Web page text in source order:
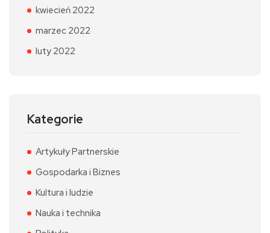
kwiecień 2022
marzec 2022
luty 2022
Kategorie
Artykuły Partnerskie
Gospodarka i Biznes
Kultura i ludzie
Nauka i technika